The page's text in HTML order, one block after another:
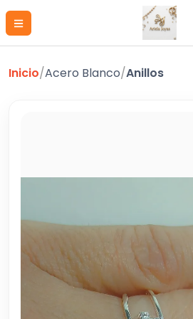
Inicio/Acero Blanco/Anillos